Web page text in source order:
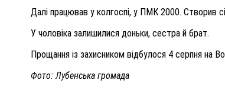
Далі працював у колгоспі, у ПМК 2000. Створив
У чоловіка залишилися доньки, сестра й брат.
Прощання із захисником відбулося 4 серпня на
Фото: Лубенська громада